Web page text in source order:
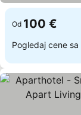
Od 100 €
Pogledaj cene sa